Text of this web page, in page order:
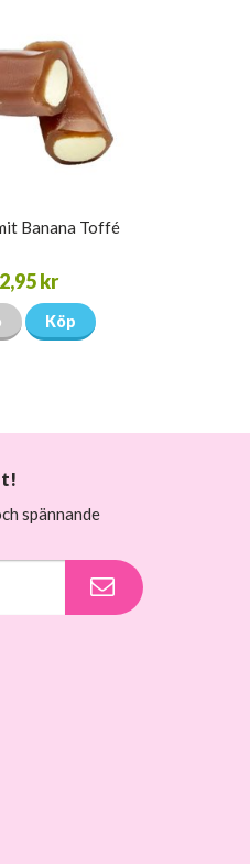
Banana Toffé
kr
Köp
spännande